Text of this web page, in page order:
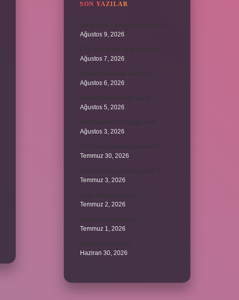
SON YAZILAR
Ağustos 9, 2026
Ağustos 7, 2026
Ağustos 6, 2026
Ağustos 5, 2026
Ağustos 3, 2026
Temmuz 30, 2026
Temmuz 3, 2026
Temmuz 2, 2026
Temmuz 1, 2026
Haziran 30, 2026